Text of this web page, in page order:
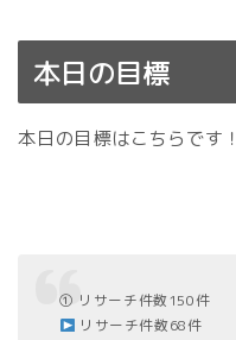
本日の目標
本日の目標はこちらです！
① リサーチ件数150件
リサーチ件数68件